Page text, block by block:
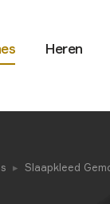
Heren
Slaapkleed